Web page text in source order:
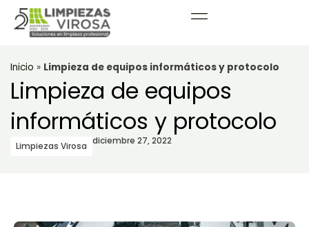
Inicio » Limpieza de equipos informáticos y protocolo
Limpieza de equipos
informáticos y protocolo
Limpiezas Virosa diciembre 27, 2022